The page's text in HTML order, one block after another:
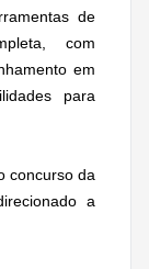
de
com
em
para
concurso da
a